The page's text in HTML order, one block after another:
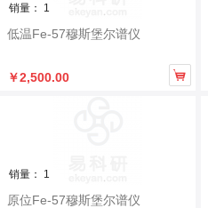
销量： 1
低温Fe-57穆斯堡尔谱仪
￥2,500.00 
销量： 1
原位Fe-57穆斯堡尔谱仪